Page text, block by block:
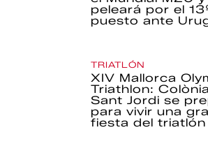
peleará por el
puesto ante
TRIATLÓN
XIV Mallorca
Triathlon:
Sant Jordi se
para vivir una
fiesta del triatlón